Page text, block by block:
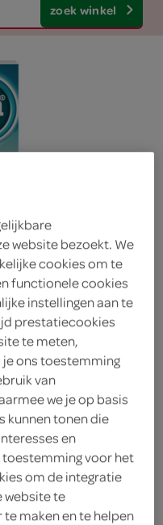
zoek winkel
mint
website bezoekt. We
cookies om te
functionele cookies
instellingen aan te
prestatiecookies
te meten,
je ons toestemming
van
we je op basis
kunnen tonen die
en
toestemming voor het
om de integratie
website te
maken en te helpen